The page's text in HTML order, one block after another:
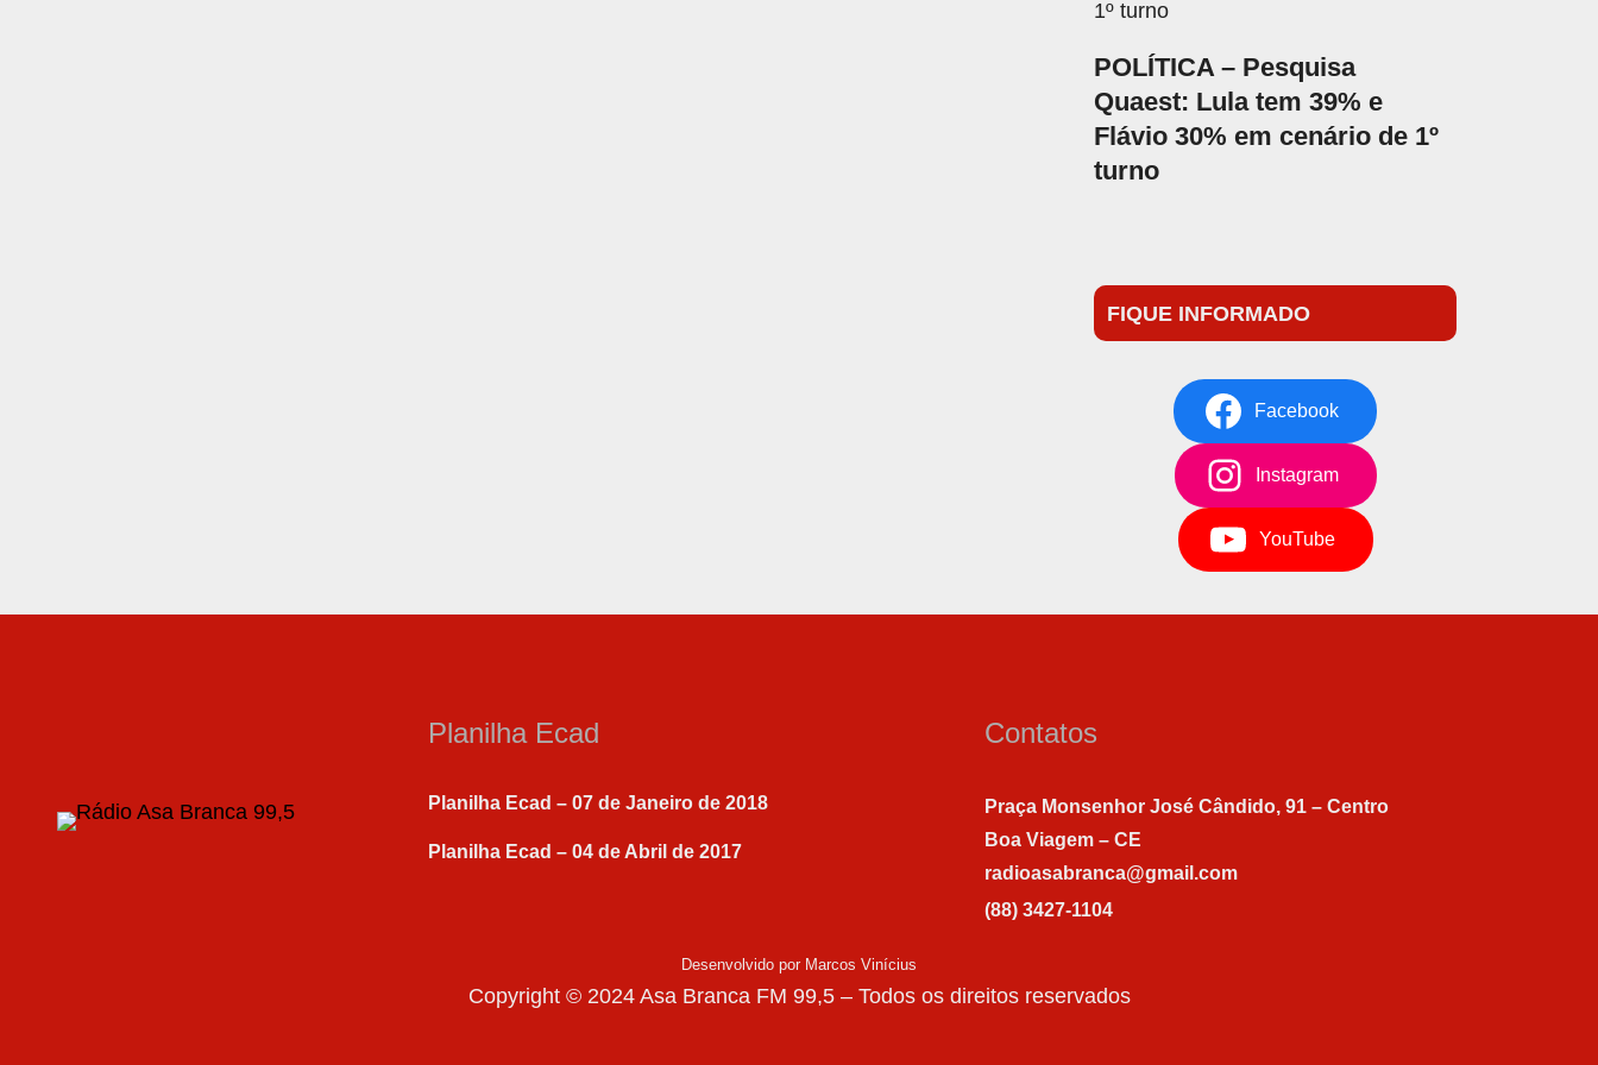
POLÍTICA – Pesquisa
Quaest: Lula tem 39% e
Flávio 30% em cenário de 1º
turno
FIQUE INFORMADO
Facebook
Instagram
YouTube
Planilha Ecad
Planilha Ecad – 07 de Janeiro de 2018
Planilha Ecad – 04 de Abril de 2017
Contatos
Praça Monsenhor José Cândido, 91 – Centro
Boa Viagem – CE
radioasabranca@gmail.com
(88) 3427-1104
Desenvolvido por Marcos Vinícius
Copyright © 2024 Asa Branca FM 99,5 – Todos os direitos reservados